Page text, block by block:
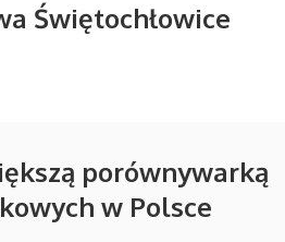
Świętochłowice
porównywarką
w Polsce